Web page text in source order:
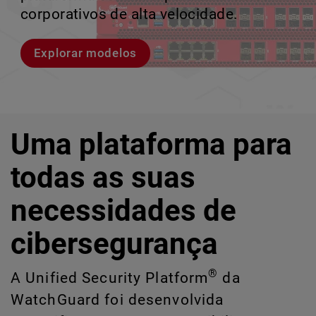
corporativos de alta velocidade.
Explorar modelos
violações e identificar riscos ocultos de
Explore o CloudDR
perder o ritmo.
Conheça Rai
crescimento escalável.
Conheça o WatchGuard EDR
Uma plataforma para
todas as suas
necessidades de
cibersegurança
A Unified Security Platform® da
WatchGuard foi desenvolvida